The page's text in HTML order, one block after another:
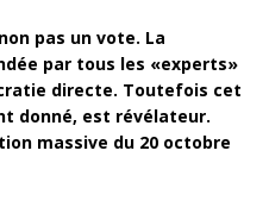
pas un vote. La
par tous les «experts»
directe. Toutefois cet
donné, est révélateur.
massive du 20 octobre